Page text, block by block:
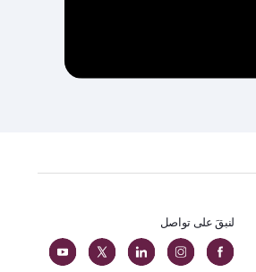
لنبقَ على تواصل